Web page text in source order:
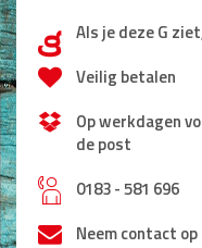
dAls je deze G
Veilig betalen
Op werkdagen
de post
h0183 - 581 696
Neem contact op